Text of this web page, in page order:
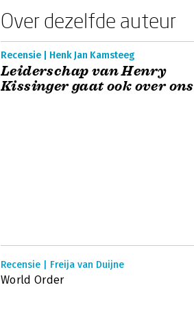
Over dezelfde auteur
Recensie | Henk Jan Kamsteeg
Leiderschap van Henry
Kissinger gaat ook over ons
Recensie | Freija van Duijne
World Order